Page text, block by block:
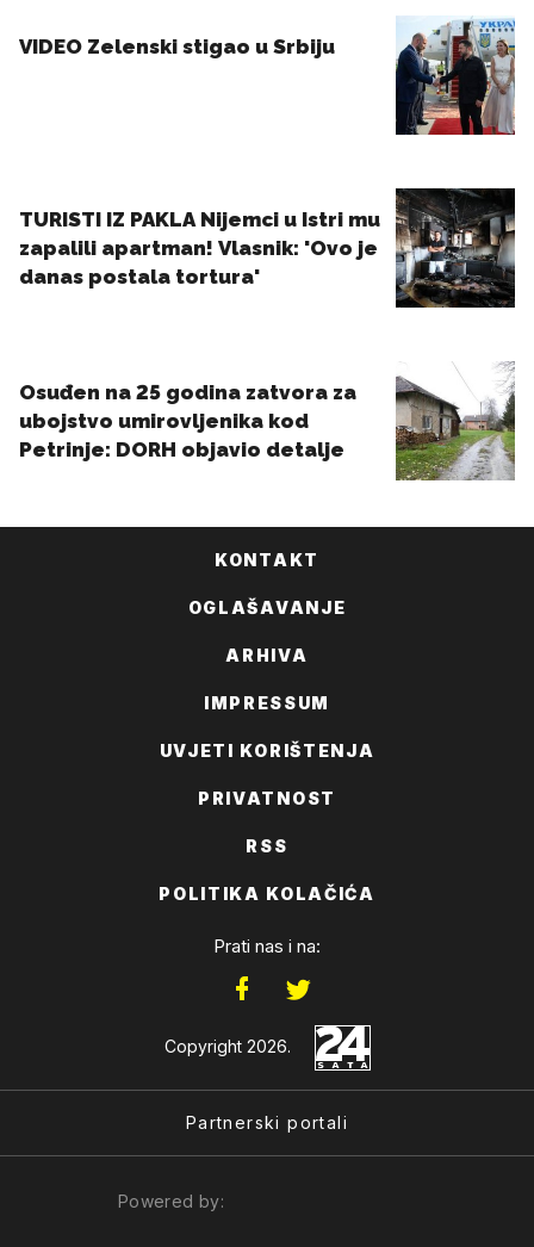
KONTAKT
OGLAŠAVANJE
ARHIVA
IMPRESSUM
UVJETI KORIŠTENJA
PRIVATNOST
RSS
POLITIKA KOLAČIĆA
Prati nas i na:
Copyright 2026.
Partnerski portali
Powered by: